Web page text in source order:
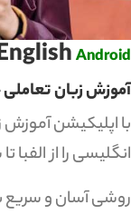
English
زبان
را از الفبا
آسان و سریع